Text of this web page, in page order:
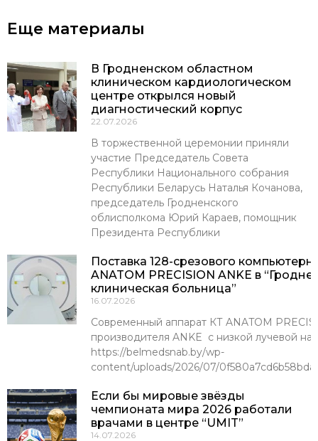
Еще материалы
В Гродненском областном
клиническом кардиологическом
центре открылся новый
диагностический корпус
22.07.2026
В торжественной церемонии приняли
участие Председатель Совета
Республики Национального собрания
Республики Беларусь Наталья Кочанова,
председатель Гродненского
облисполкома Юрий Караев, помощник
Президента Республики
Поставка 128-срезового
ANATOM PRECISION ANKE в
клиническая больница”
16.07.2026
Современный аппарат КТ ANATOM
производителя ANKE с низкой лучевой
https://belmedsnab.by/wp-
content/uploads/2026/07/
Если бы мировые звёзды
чемпионата мира 2026 работали
врачами в центре “UMIT”
14.07.2026